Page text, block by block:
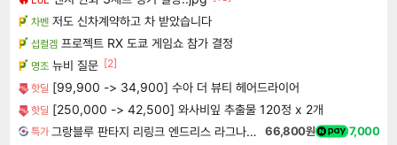
차벤 저도 신차계약하고 차 받았습니다
섭컬겜 프로젝트 RX 도쿄 게임쇼 참가 결정
명조 뉴비 질문 [2]
핫딜 [99,900 -> 34,900] 수아 더 뷰티 헤어드라이어
핫딜 [250,000 -> 42,500] 와사비잎 추출물 120정 x 2개
특가 그랑블루 판타지 리링크 엔드리스 라그나로크 Granblue Fantasy Relink Endless Ragnarok 66,800원 7,000